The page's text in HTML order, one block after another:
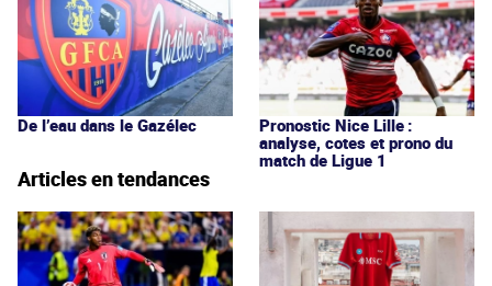
De l’eau dans le Gazélec
Pronostic Nice Lille :
analyse, cotes et prono du
match de Ligue 1
Articles en tendances